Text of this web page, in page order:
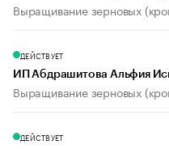
Выращивание зерновых
ДЕЙСТВУЕТ
ИП Абдрашитова Альфия
Выращивание зерновых
ДЕЙСТВУЕТ